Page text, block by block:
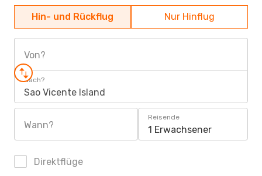
Hin- und Rückflug Nur Hinflug
Von?
Nach?
Sao Vicente Island
Wann?
Reisende
1 Erwachsener
Direktflüge